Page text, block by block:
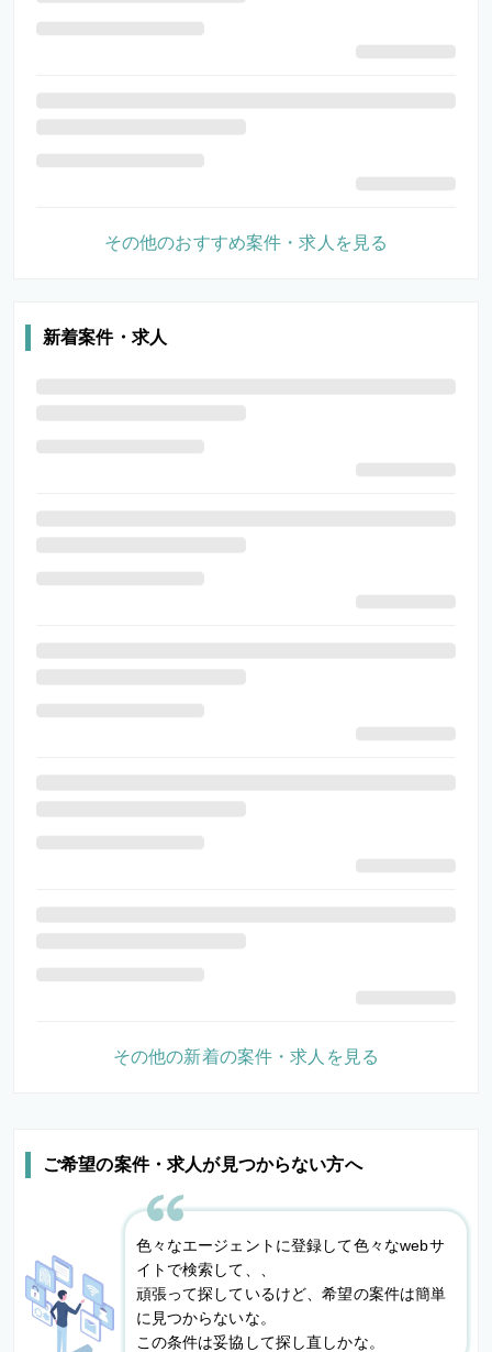
ご希望の案件・求人が見つからない方へ
色々なエージェントに登録して色々なwebサ
イトで検索して、、
頑張って探しているけど、希望の案件は簡単
に見つからないな。
この条件は妥協して探し直しかな。
その他のおすすめ案件・求人を見る
新着案件・求人
その他の新着の案件・求人を見る